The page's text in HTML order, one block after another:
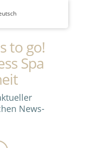
to go!
Spa
News-